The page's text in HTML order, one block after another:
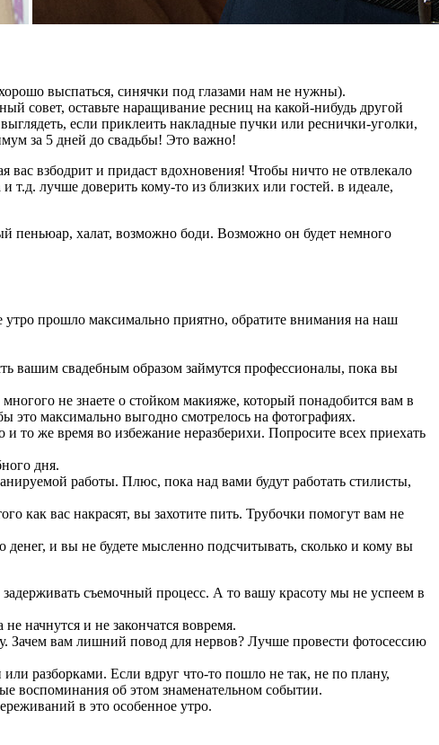
выспаться, синячки под глазами нам не нужны).
совет, оставьте наращивание ресниц на какой-нибудь другой
если приклеить накладные пучки или реснички-уголки,
за 5 дней до свадьбы! Это важно!
взбодрит и придаст вдохновения! Чтобы ничто не отвлекало
т.д. лучше доверить кому-то из близких или гостей. в идеале,
пеньюар, халат, возможно боди. Возможно он будет немного
утро прошло максимально приятно, обратите внимания на наш
вашим свадебным образом займутся профессионалы, пока вы
не знаете о стойком макияже, который понадобится вам в
это максимально выгодно смотрелось на фотографиях.
и то же время во избежание неразберихи. Попросите всех приехать
дня.
работы. Плюс, пока над вами будут работать стилисты,
как вас накрасят, вы захотите пить. Трубочки помогут вам не
денег, и вы не будете мысленно подсчитывать, сколько и кому вы
съемочный процесс. А то вашу красоту мы не успеем в
начнутся и не закончатся вовремя.
Зачем вам лишний повод для нервов? Лучше провести фотосессию
разборками. Если вдруг что-то пошло не так, не по плану,
воспоминания об этом знаменательном событии.
в это особенное утро.